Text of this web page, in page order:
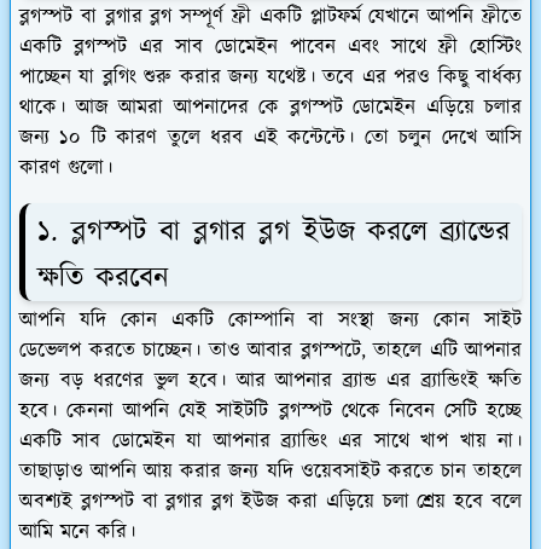
ব্লগস্পট বা ব্লগার ব্লগ সম্পূর্ণ ফ্রী একটি প্লাটফর্ম যেখানে আপনি ফ্রীতে
একটি ব্লগস্পট এর সাব ডোমেইন পাবেন এবং সাথে ফ্রী হোস্টিং
পাচ্ছেন যা ব্লগিং শুরু করার জন্য যথেষ্ট। তবে এর পরও কিছু বার্ধক্য
থাকে। আজ আমরা আপনাদের কে ব্লগস্পট ডোমেইন এড়িয়ে চলার
জন্য ১০ টি কারণ তুলে ধরব এই কন্টেন্টে। তো চলুন দেখে আসি
কারণ গুলো।
১. ব্লগস্পট বা ব্লগার ব্লগ ইউজ করলে ব্র্যান্ডের
ক্ষতি করবেন
আপনি যদি কোন একটি কোম্পানি বা সংস্থা জন্য কোন সাইট
ডেভেলপ করতে চাচ্ছেন। তাও আবার ব্লগস্পটে, তাহলে এটি আপনার
জন্য বড় ধরণের ভুল হবে। আর আপনার ব্র্যান্ড এর ব্র্যান্ডিংই ক্ষতি
হবে। কেননা আপনি যেই সাইটটি ব্লগস্পট থেকে নিবেন সেটি হচ্ছে
একটি সাব ডোমেইন যা আপনার ব্র্যান্ডিং এর সাথে খাপ খায় না।
তাছাড়াও আপনি আয় করার জন্য যদি ওয়েবসাইট করতে চান তাহলে
অবশ্যই ব্লগস্পট বা ব্লগার ব্লগ ইউজ করা এড়িয়ে চলা শ্রেয় হবে বলে
আমি মনে করি।